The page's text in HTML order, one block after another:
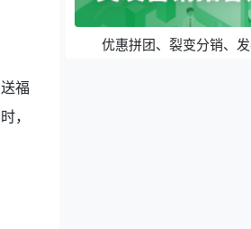
福
，
优惠拼团、裂变分销、